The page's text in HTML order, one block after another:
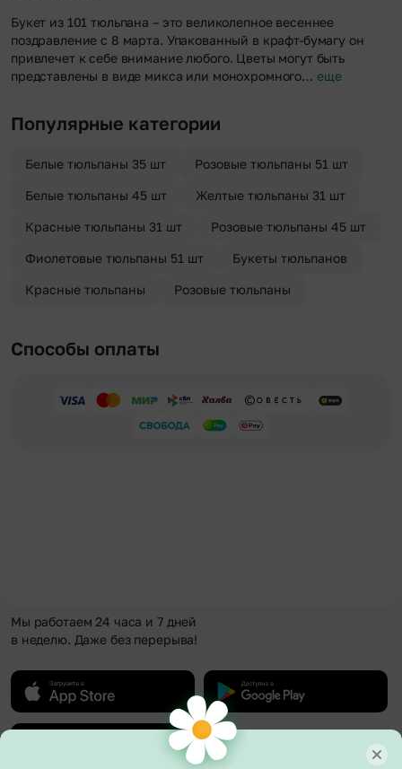
Букет из 101 тюльпана – это великолепное весеннее
поздравление с 8 марта. Упакованный в крафт-бумагу он
привлечет к себе внимание любого. Цветы могут быть
представлены в виде микса или монохромного… еще
Популярные категории
Белые тюльпаны 35 шт Розовые тюльпаны 51 шт
Белые тюльпаны 45 шт Желтые тюльпаны 31 шт
Красные тюльпаны 31 шт Розовые тюльпаны 45 шт
Фиолетовые тюльпаны 51 шт Букеты тюльпанов
Красные тюльпаны Розовые тюльпаны
Способы оплаты
Мы работаем 24 часа и 7 дней
в неделю. Даже без перерыва!